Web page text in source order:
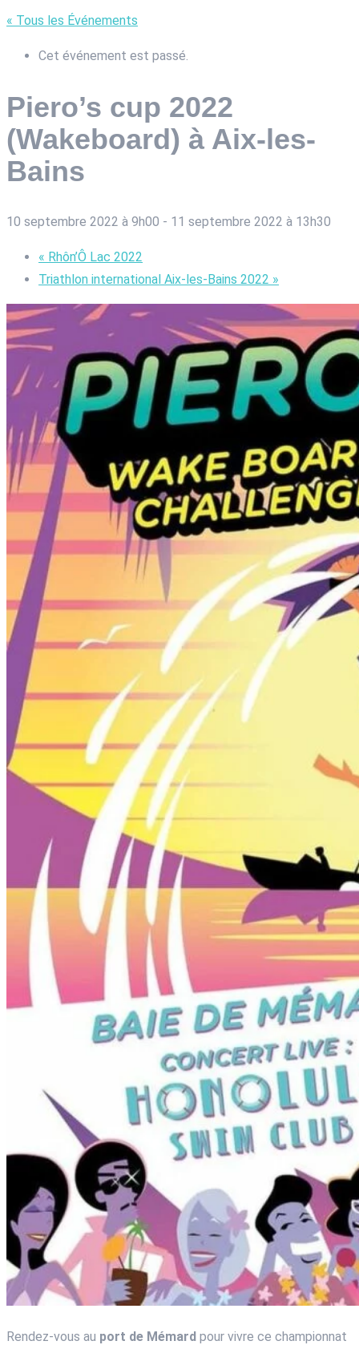
« Tous les Événements
Cet événement est passé.
Piero’s cup 2022
(Wakeboard) à Aix-les-
Bains
10 septembre 2022 à 9h00 - 11 septembre 2022 à 13h30
« Rhôn’Ô Lac 2022
Triathlon international Aix-les-Bains 2022 »
Rendez-vous au port de Mémard pour vivre ce championnat